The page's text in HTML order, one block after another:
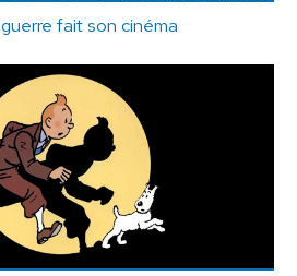
fait son cinéma